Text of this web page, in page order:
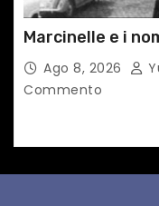
Marcinelle e i
Ago 8, 2026
Commento